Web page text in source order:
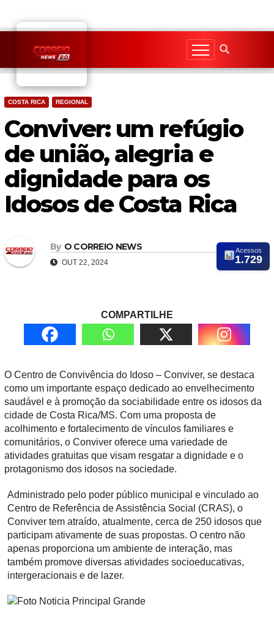
content
COSTA RICA REGIONAL
Conviver: um refúgio
de união, alegria e
dignidade para os
Idosos de Costa Rica
By O CORREIO NEWS
OUT 22, 2024
Acessos
1.729
COMPARTILHE
O Centro de Convivência do Idoso – Conviver, se destaca
como um importante espaço dedicado ao envelhecimento
saudável e à promoção da sociabilidade entre os idosos da
cidade de Costa Rica/MS. Com uma proposta de
acolhimento e fortalecimento de vínculos familiares e
comunitários, o Conviver oferece uma variedade de
atividades gratuitas que visam resgatar a dignidade e o
protagonismo dos idosos na sociedade.
Administrado pelo poder público municipal e vinculado ao
Centro de Referência de Assistência Social (CRAS), o
Conviver tem atraído, atualmente, cerca de 250 idosos que
participam ativamente de suas propostas. O centro não
apenas proporciona um ambiente de interação, mas
também promove diversas atividades socioeducativas,
intergeracionais e de lazer.